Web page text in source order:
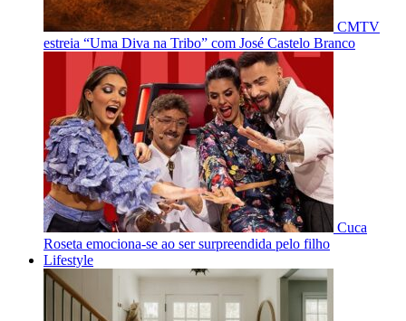
CMTV
estreia “Uma Diva na Tribo” com José Castelo Branco
Cuca
Roseta emociona-se ao ser surpreendida pelo filho
Lifestyle